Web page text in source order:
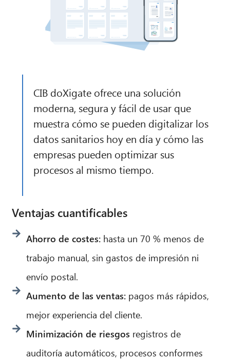
CIB doXigate ofrece una solución
moderna, segura y fácil de usar que
muestra cómo se pueden digitalizar los
datos sanitarios hoy en día y cómo las
empresas pueden optimizar sus
procesos al mismo tiempo.
Ventajas cuantificables
Ahorro de costes:hasta un 70 % menos de
trabajo manual, sin gastos de impresión ni
envío postal.
Aumento de las ventas:pagos más rápidos,
mejor experiencia del cliente.
Minimización de riesgosregistros de
auditoría automáticos, procesos conformes